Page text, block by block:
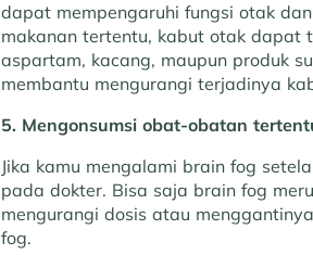
dapat mempengaruhi fungsi otak
makanan tertentu, kabut otak dapat
aspartam, kacang, maupun produk
membantu mengurangi terjadinya
5. Mengonsumsi obat-obatan
Jika kamu mengalami brain fog
pada dokter. Bisa saja brain fog
mengurangi dosis atau
fog.